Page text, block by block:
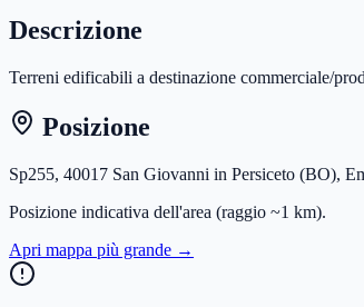
Descrizione
Terreni edificabili a destinazione commerciale/
Posizione
Sp255, 40017 San Giovanni in Persiceto (BO),
Posizione indicativa dell'area (raggio ~1 km).
Apri mappa più grande →